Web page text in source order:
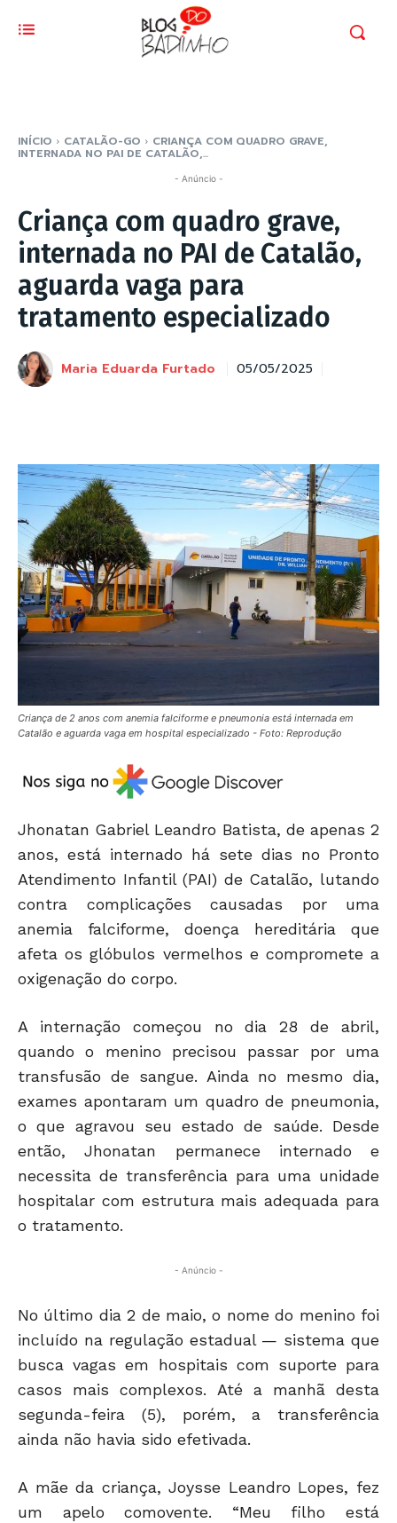
INÍCIO CATALÃO-GO CRIANÇA COM QUADRO GRAVE,
INTERNADA NO PAI DE CATALÃO,...
- Anúncio -
Criança com quadro grave,
internada no PAI de Catalão,
aguarda vaga para
tratamento especializado
Maria Eduarda Furtado 05/05/2025
Criança de 2 anos com anemia falciforme e pneumonia está internada em
Catalão e aguarda vaga em hospital especializado - Foto: Reprodução
Jhonatan Gabriel Leandro Batista, de apenas 2
anos, está internado há sete dias no Pronto
Atendimento Infantil (PAI) de Catalão, lutando
contra complicações causadas por uma
anemia falciforme, doença hereditária que
afeta os glóbulos vermelhos e compromete a
oxigenação do corpo.
A internação começou no dia 28 de abril,
quando o menino precisou passar por uma
transfusão de sangue. Ainda no mesmo dia,
exames apontaram um quadro de pneumonia,
o que agravou seu estado de saúde. Desde
então, Jhonatan permanece internado e
necessita de transferência para uma unidade
hospitalar com estrutura mais adequada para
o tratamento.
- Anúncio -
No último dia 2 de maio, o nome do menino foi
incluído na regulação estadual — sistema que
busca vagas em hospitais com suporte para
casos mais complexos. Até a manhã desta
segunda-feira (5), porém, a transferência
ainda não havia sido efetivada.
A mãe da criança, Joysse Leandro Lopes, fez
um apelo comovente. “Meu filho está